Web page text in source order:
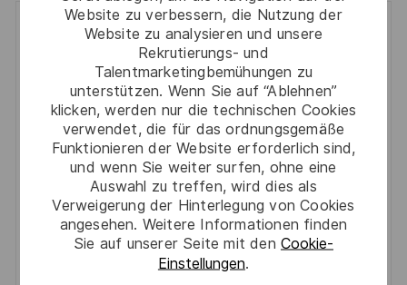
Website zu verbessern, die Nutzung der
Website zu analysieren und unsere
Rekrutierungs- und
Talentmarketingbemühungen zu
unterstützen. Wenn Sie auf “Ablehnen”
klicken, werden nur die technischen Cookies
verwendet, die für das ordnungsgemäße
Funktionieren der Website erforderlich sind,
und wenn Sie weiter surfen, ohne eine
Auswahl zu treffen, wird dies als
Verweigerung der Hinterlegung von Cookies
angesehen. Weitere Informationen finden
Sie auf unserer Seite mit den Cookie-
Einstellungen.
Get notified for similar jobs
You'll receive updates once a week
Enter
Email
address
(Required)
Required
Prüfen Sie die Bedingungen für die Verarbeitung
persönlicher Daten und stimmen Sie ihnen zu
Aktivieren